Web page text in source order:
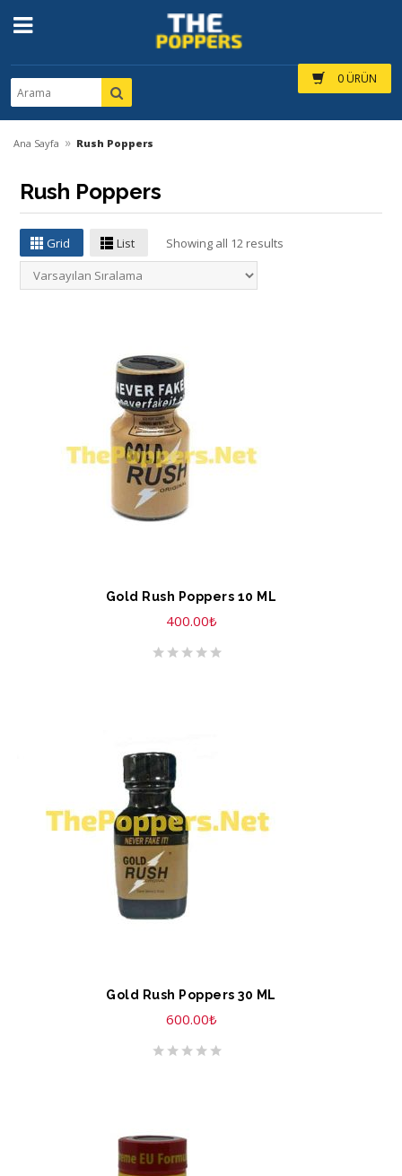
0 ÜRÜN
Ana Sayfa » Rush Poppers
Rush Poppers
Grid List Showing all 12 results
Gold Rush Poppers 10 ML
400.00₺
Gold Rush Poppers 30 ML
600.00₺